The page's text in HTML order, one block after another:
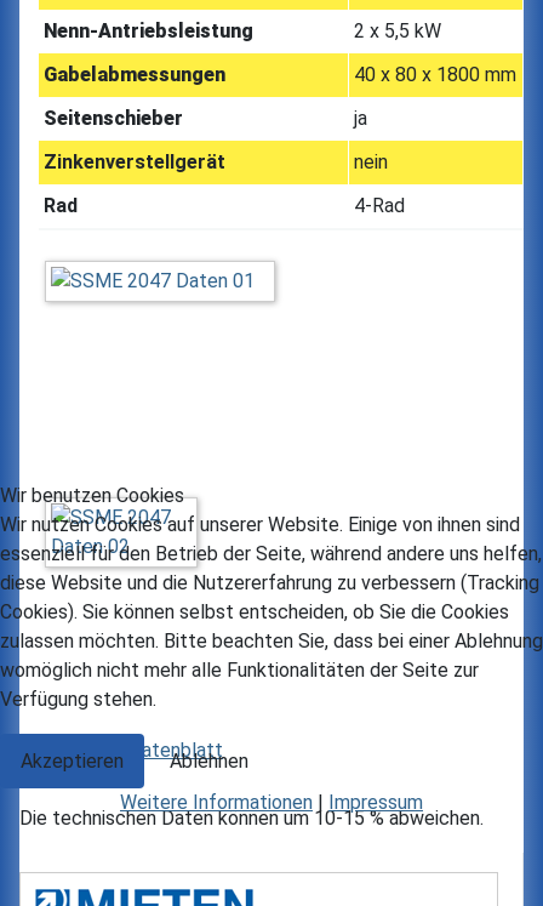
Nenn-Antriebsleistung
2 x 5,5 kW
Gabelabmessungen
40 x 80 x 1800 mm
Seitenschieber
ja
Zinkenverstellgerät
nein
Rad
4-Rad
Download Datenblatt
Die technischen Daten können um 10-15 % abweichen.
Wir benutzen Cookies
Wir nutzen Cookies auf unserer Website. Einige von ihnen sind
essenziell für den Betrieb der Seite, während andere uns helfen,
diese Website und die Nutzererfahrung zu verbessern (Tracking
Cookies). Sie können selbst entscheiden, ob Sie die Cookies
zulassen möchten. Bitte beachten Sie, dass bei einer Ablehnung
womöglich nicht mehr alle Funktionalitäten der Seite zur
Verfügung stehen.
Akzeptieren
Ablehnen
Weitere Informationen | Impressum